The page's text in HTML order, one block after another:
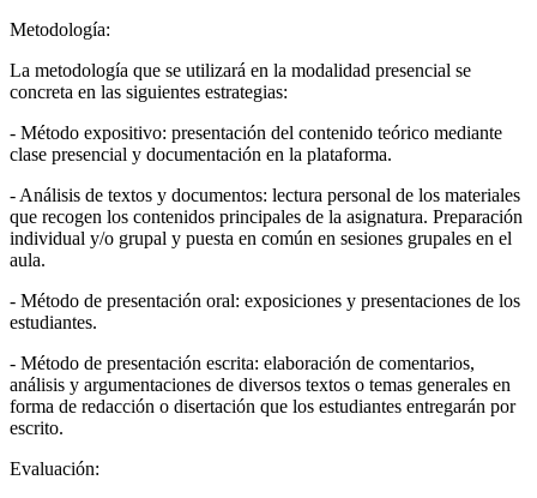
Metodología:
La metodología que se utilizará en la modalidad presencial se
concreta en las siguientes estrategias:
- Método expositivo: presentación del contenido teórico mediante
clase presencial y documentación en la plataforma.
- Análisis de textos y documentos: lectura personal de los materiales
que recogen los contenidos principales de la asignatura. Preparación
individual y/o grupal y puesta en común en sesiones grupales en el
aula.
- Método de presentación oral: exposiciones y presentaciones de los
estudiantes.
- Método de presentación escrita: elaboración de comentarios,
análisis y argumentaciones de diversos textos o temas generales en
forma de redacción o disertación que los estudiantes entregarán por
escrito.
Evaluación: